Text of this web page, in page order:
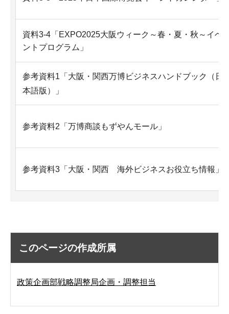
資料3-4「EXPO2025大阪ウィーク～春・夏・秋～イベ
ントプログラム」
参考資料1「大阪・関西万博ビジネスハンドブック（日
本語版）」
参考資料2「万博商談もずやんモール」
参考資料3「大阪・関西 海外ビジネスお役立ち情報」
このページの作成所属
政策企画部戦略調整局企画・調整担当